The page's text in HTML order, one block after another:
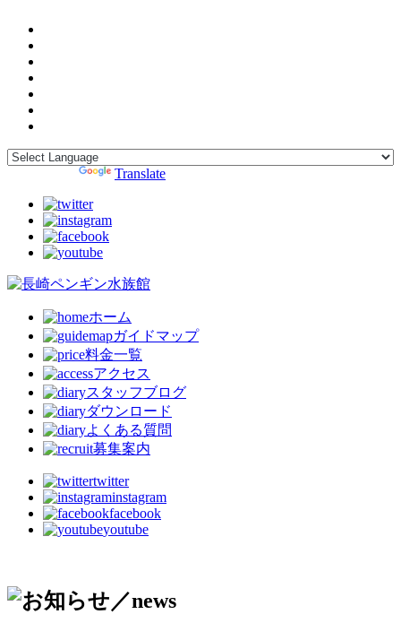
Translate
ホーム
ガイドマップ
料金一覧
アクセス
スタッフブログ
ダウンロード
よくある質問
募集案内
twitter
instagram
facebook
youtube